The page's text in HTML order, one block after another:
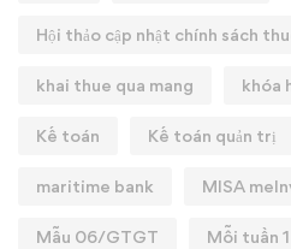
Hội thảo cập nhật chính sách
khai thue qua mang khóa
Kế toán Kế toán quản trị
maritime bank MISA
Mẫu 06/GTGT Mỗi tuần